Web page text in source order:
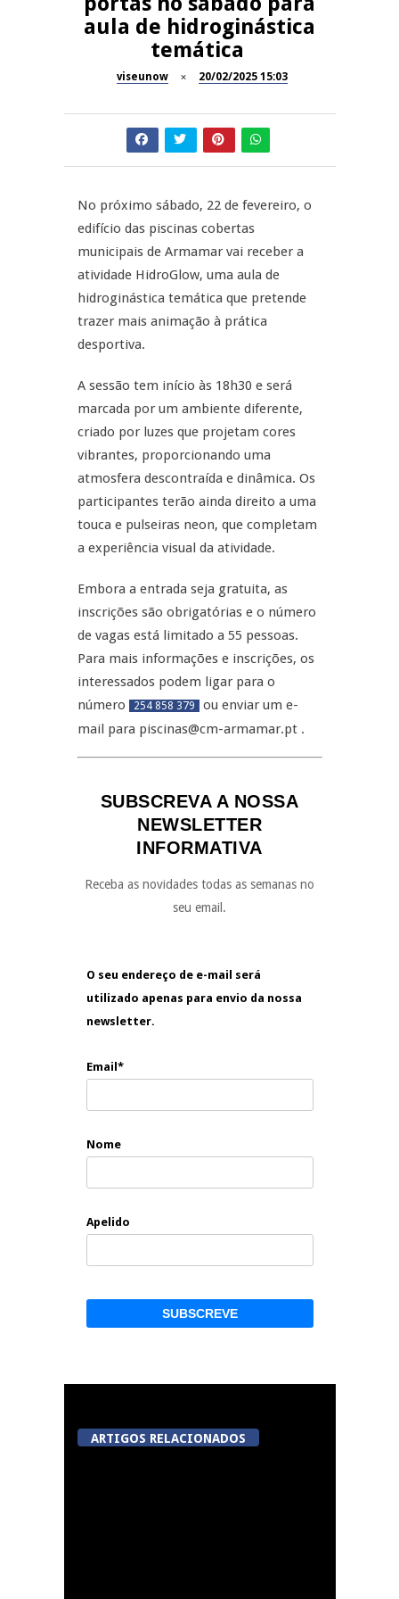
A Juiz Esclarece – Medidas a
executar no meio natural de
Dia do Foral em São João da
Summer Fusion em
Sernancelhe
Festas do Concelho de Penalva
do Castelo
11º Encontro Gastronómico
Amador de Abrunhosa-a-Velha
aula de hidroginástica
temática
viseunow 20/02/2025 15:03
No próximo sábado, 22 de fevereiro, o
edifício das piscinas cobertas
municipais de Armamar vai receber a
atividade HidroGlow, uma aula de
hidroginástica temática que pretende
trazer mais animação à prática
desportiva.
A sessão tem início às 18h30 e será
marcada por um ambiente diferente,
criado por luzes que projetam cores
vibrantes, proporcionando uma
atmosfera descontraída e dinâmica. Os
participantes terão ainda direito a uma
touca e pulseiras neon, que completam
a experiência visual da atividade.
Embora a entrada seja gratuita, as
inscrições são obrigatórias e o número
de vagas está limitado a 55 pessoas.
Para mais informações e inscrições, os
interessados podem ligar para o
número
254 858 379 ou enviar um e-
mail para piscinas@cm-armamar.pt .
SUBSCREVA A NOSSA
NEWSLETTER
INFORMATIVA
Receba as novidades todas as semanas no
seu email.
O seu endereço de e-mail será
utilizado apenas para envio da nossa
newsletter.
Email*
Nome
Apelido
ARTIGOS RELACIONADOS